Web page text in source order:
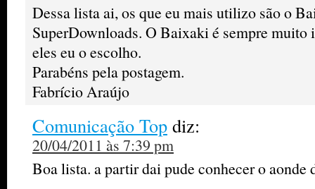
Dessa lista ai, os que eu mais utilizo são o
SuperDownloads. O Baixaki é sempre muito
eles eu o escolho.
Parabéns pela postagem.
Fabrício Araújo
Comunicação Top diz:
20/04/2011 às 7:39 pm
Boa lista. a partir dai pude conhecer o aonde